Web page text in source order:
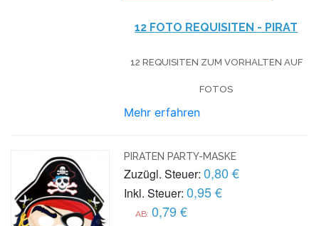
12 FOTO REQUISITEN - PIRAT
12 REQUISITEN ZUM VORHALTEN AUF
FOTOS
Mehr erfahren
PIRATEN PARTY-MASKE
Zuzügl. Steuer: 0,80 €
Inkl. Steuer: 0,95 €
AB: 0,79 €